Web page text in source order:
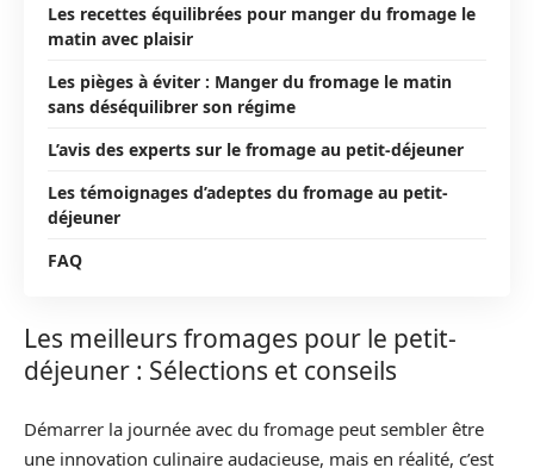
Les recettes équilibrées pour manger du fromage le
matin avec plaisir
Les pièges à éviter : Manger du fromage le matin
sans déséquilibrer son régime
L’avis des experts sur le fromage au petit-déjeuner
Les témoignages d’adeptes du fromage au petit-
déjeuner
FAQ
Les meilleurs fromages pour le petit-
déjeuner : Sélections et conseils
Démarrer la journée avec du fromage peut sembler être
une innovation culinaire audacieuse, mais en réalité, c’est